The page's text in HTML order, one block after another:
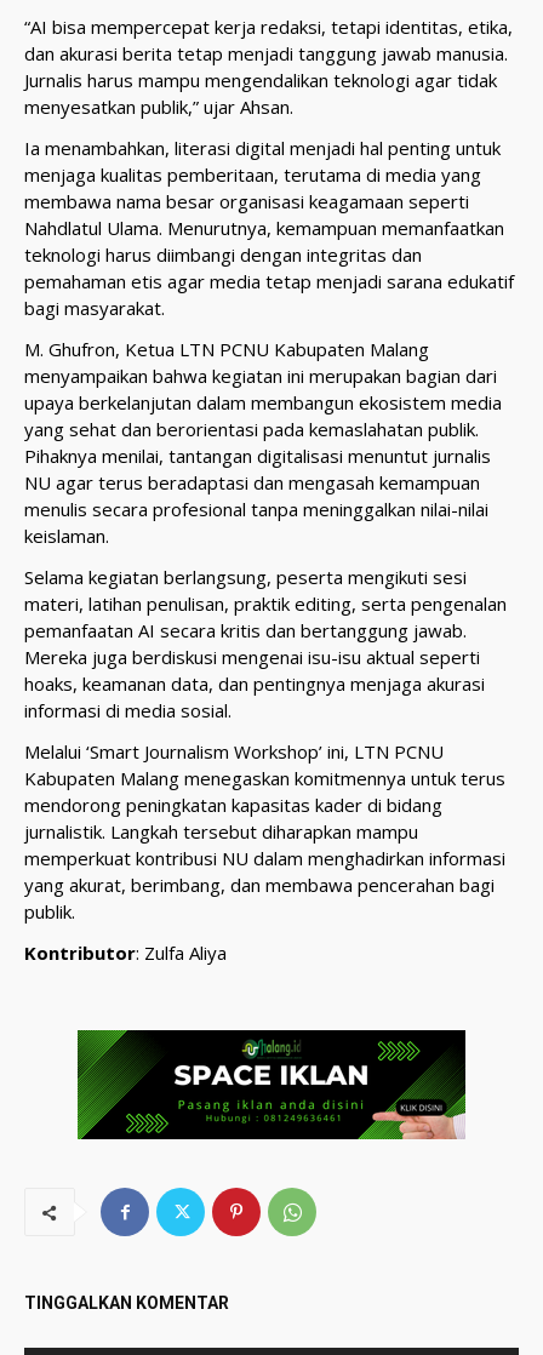
“AI bisa mempercepat kerja redaksi, tetapi identitas, etika,
dan akurasi berita tetap menjadi tanggung jawab manusia.
Jurnalis harus mampu mengendalikan teknologi agar tidak
menyesatkan publik,” ujar Ahsan.
Ia menambahkan, literasi digital menjadi hal penting untuk
menjaga kualitas pemberitaan, terutama di media yang
membawa nama besar organisasi keagamaan seperti
Nahdlatul Ulama. Menurutnya, kemampuan memanfaatkan
teknologi harus diimbangi dengan integritas dan
pemahaman etis agar media tetap menjadi sarana edukatif
bagi masyarakat.
M. Ghufron, Ketua LTN PCNU Kabupaten Malang
menyampaikan bahwa kegiatan ini merupakan bagian dari
upaya berkelanjutan dalam membangun ekosistem media
yang sehat dan berorientasi pada kemaslahatan publik.
Pihaknya menilai, tantangan digitalisasi menuntut jurnalis
NU agar terus beradaptasi dan mengasah kemampuan
menulis secara profesional tanpa meninggalkan nilai-nilai
keislaman.
Selama kegiatan berlangsung, peserta mengikuti sesi
materi, latihan penulisan, praktik editing, serta pengenalan
pemanfaatan AI secara kritis dan bertanggung jawab.
Mereka juga berdiskusi mengenai isu-isu aktual seperti
hoaks, keamanan data, dan pentingnya menjaga akurasi
informasi di media sosial.
Melalui ‘Smart Journalism Workshop’ ini, LTN PCNU
Kabupaten Malang menegaskan komitmennya untuk terus
mendorong peningkatan kapasitas kader di bidang
jurnalistik. Langkah tersebut diharapkan mampu
memperkuat kontribusi NU dalam menghadirkan informasi
yang akurat, berimbang, dan membawa pencerahan bagi
publik.
Kontributor: Zulfa Aliya
TINGGALKAN KOMENTAR